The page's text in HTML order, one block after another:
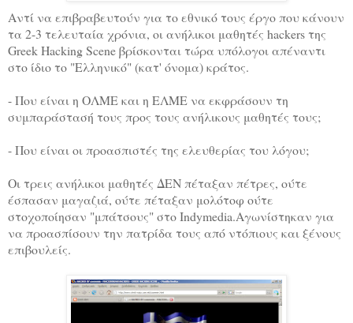
Αντί να επιβραβευτούν για το εθνικό τους έργο που κάνουν
τα 2-3 τελευταία χρόνια, οι ανήλικοι μαθητές hackers της
Greek Hacking Scene βρίσκονται τώρα υπόλογοι απέναντι
στο ίδιο το "Ελληνικό" (κατ' όνομα) κράτος.
- Που είναι η ΟΛΜΕ και η ΕΛΜΕ να εκφράσουν τη
συμπαράστασή τους προς τους ανήλικους μαθητές τους;
- Που είναι οι προασπιστές της ελευθερίας του λόγου;
Οι τρεις ανήλικοι μαθητές ΔΕΝ πέταξαν πέτρες, ούτε
έσπασαν μαγαζιά, ούτε πέταξαν μολότοφ ούτε
στοχοποίησαν "μπάτσους" στο Indymedia.Αγωνίστηκαν για
να προασπίσουν την πατρίδα τους από ντόπιους και ξένους
επιβουλείς.